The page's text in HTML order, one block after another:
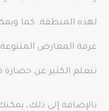
لهذه المنطقة. كما
غرفة المعارض
تتعلم الكثير عن حضارة
بالإضافة إلى ذلك،